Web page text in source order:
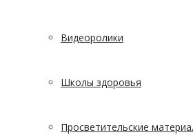
Видеоролики
Школы здоровья
Просветительские